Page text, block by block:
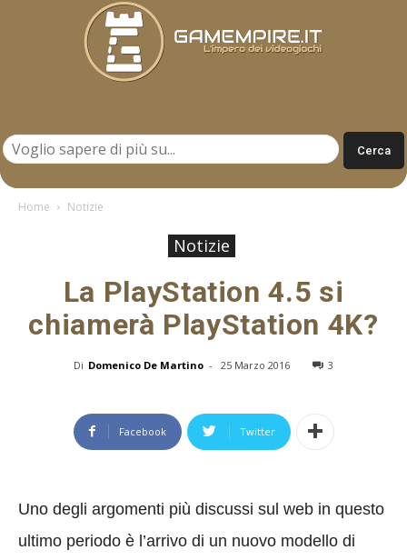
Home Notizie
Notizie
La PlayStation 4.5 si
chiamerà PlayStation 4K?
Di Domenico De Martino - 25 Marzo 2016 3
Facebook Twitter
Uno degli argomenti più discussi sul web in questo
ultimo periodo è l’arrivo di un nuovo modello di